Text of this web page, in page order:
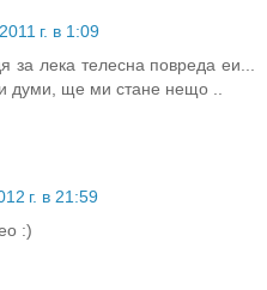
г. в 1:09
лека телесна повреда еи...
думи, ще ми стане нещо ..
г. в 21:59
:)